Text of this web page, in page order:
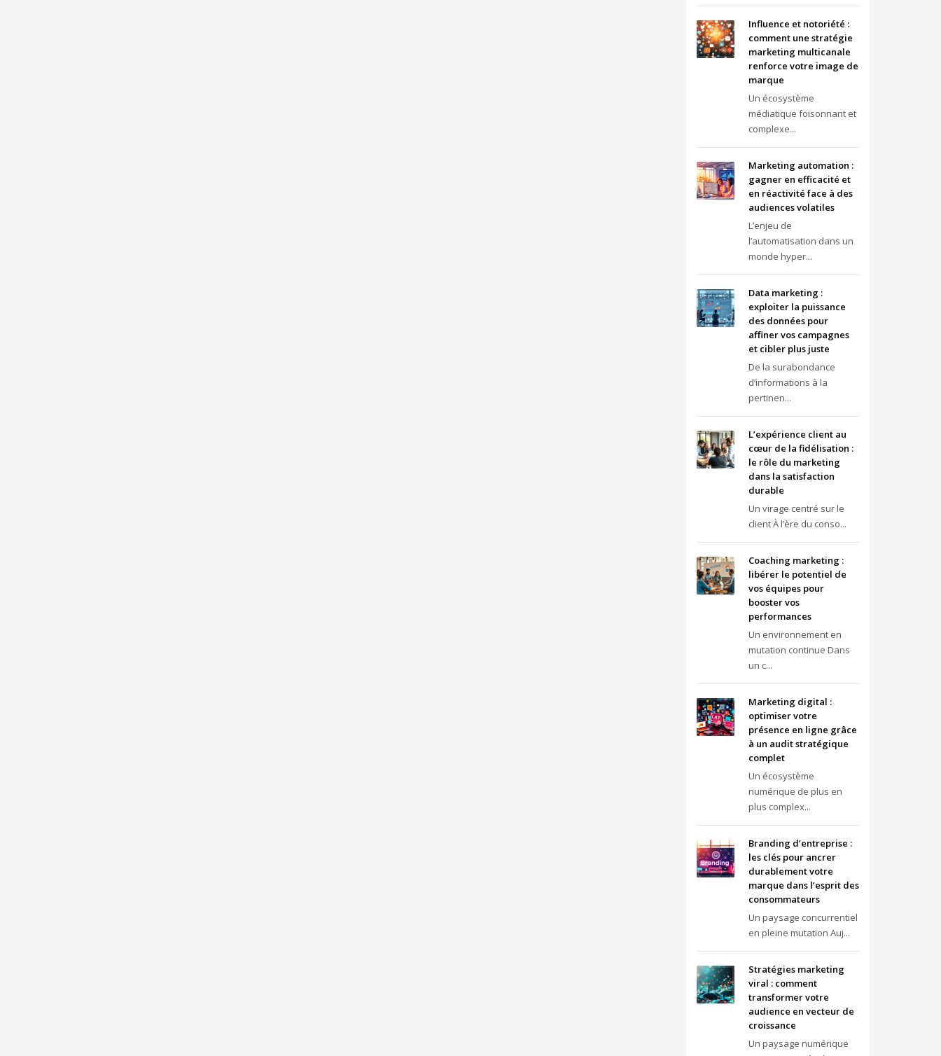
Influence et notoriété :
comment une stratégie
marketing multicanale
renforce votre image de
marque
Un écosystème
médiatique foisonnant et
complexe...
Marketing automation :
gagner en efficacité et
en réactivité face à des
audiences volatiles
L’enjeu de
l’automatisation dans un
monde hyper...
Data marketing :
exploiter la puissance
des données pour
affiner vos campagnes
et cibler plus juste
De la surabondance
d’informations à la
pertinen...
L’expérience client au
cœur de la fidélisation :
le rôle du marketing
dans la satisfaction
durable
Un virage centré sur le
client À l’ère du conso...
Coaching marketing :
libérer le potentiel de
vos équipes pour
booster vos
performances
Un environnement en
mutation continue Dans
un c...
Marketing digital :
optimiser votre
présence en ligne grâce
à un audit stratégique
complet
Un écosystème
numérique de plus en
plus complex...
Branding d’entreprise :
les clés pour ancrer
durablement votre
marque dans l’esprit des
consommateurs
Un paysage concurrentiel
en pleine mutation Auj...
Stratégies marketing
viral : comment
transformer votre
audience en vecteur de
croissance
Un paysage numérique